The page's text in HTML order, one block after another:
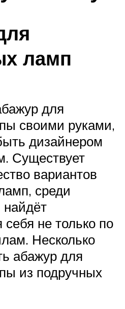
ламп
для
своими руками,
дизайнером
Существует
вариантов
среди
не только по
Несколько
абажур для
из подручных